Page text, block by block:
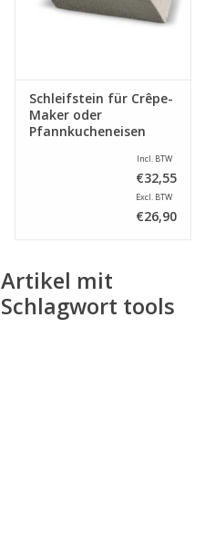
Schleifstein für Crêpe-
Maker oder
Pfannkucheneisen
Incl. BTW
€32,55
Excl. BTW
€26,90
Artikel mit
Schlagwort tools